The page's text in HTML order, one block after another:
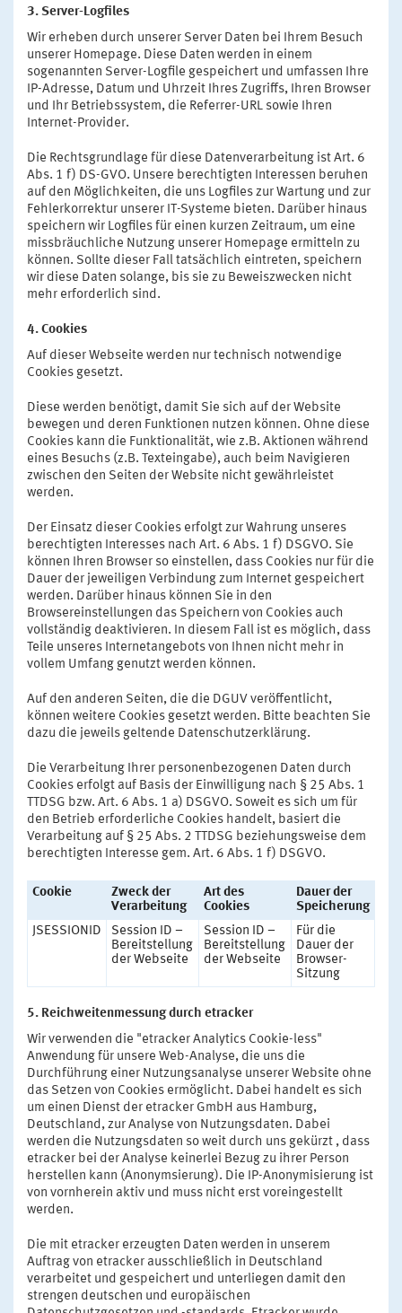
3. Server-Logfiles
Wir erheben durch unserer Server Daten bei Ihrem Besuch
unserer Homepage. Diese Daten werden in einem
sogenannten Server-Logfile gespeichert und umfassen Ihre
IP-Adresse, Datum und Uhrzeit Ihres Zugriffs, Ihren Browser
und Ihr Betriebssystem, die Referrer-URL sowie Ihren
Internet-Provider.
Die Rechtsgrundlage für diese Datenverarbeitung ist Art. 6
Abs. 1 f) DS-GVO. Unsere berechtigten Interessen beruhen
auf den Möglichkeiten, die uns Logfiles zur Wartung und zur
Fehlerkorrektur unserer IT-Systeme bieten. Darüber hinaus
speichern wir Logfiles für einen kurzen Zeitraum, um eine
missbräuchliche Nutzung unserer Homepage ermitteln zu
können. Sollte dieser Fall tatsächlich eintreten, speichern
wir diese Daten solange, bis sie zu Beweiszwecken nicht
mehr erforderlich sind.
4. Cookies
Auf dieser Webseite werden nur technisch notwendige
Cookies gesetzt.
Diese werden benötigt, damit Sie sich auf der Website
bewegen und deren Funktionen nutzen können. Ohne diese
Cookies kann die Funktionalität, wie z.B. Aktionen während
eines Besuchs (z.B. Texteingabe), auch beim Navigieren
zwischen den Seiten der Website nicht gewährleistet
werden.
Der Einsatz dieser Cookies erfolgt zur Wahrung unseres
berechtigten Interesses nach Art. 6 Abs. 1 f) DSGVO. Sie
können Ihren Browser so einstellen, dass Cookies nur für die
Dauer der jeweiligen Verbindung zum Internet gespeichert
werden. Darüber hinaus können Sie in den
Browsereinstellungen das Speichern von Cookies auch
vollständig deaktivieren. In diesem Fall ist es möglich, dass
Teile unseres Internetangebots von Ihnen nicht mehr in
vollem Umfang genutzt werden können.
Auf den anderen Seiten, die die DGUV veröffentlicht,
können weitere Cookies gesetzt werden. Bitte beachten Sie
dazu die jeweils geltende Datenschutzerklärung.
Die Verarbeitung Ihrer personenbezogenen Daten durch
Cookies erfolgt auf Basis der Einwilligung nach § 25 Abs. 1
TTDSG bzw. Art. 6 Abs. 1 a) DSGVO. Soweit es sich um für
den Betrieb erforderliche Cookies handelt, basiert die
Verarbeitung auf § 25 Abs. 2 TTDSG beziehungsweise dem
berechtigten Interesse gem. Art. 6 Abs. 1 f) DSGVO.
Cookie
Zweck der
Verarbeitung
Art des
Cookies
Dauer der
Speicherung
JSESSIONID
Session ID –
Bereitstellung
der Webseite
Session ID –
Bereitstellung
der Webseite
Für die
Dauer der
Browser-
Sitzung
5. Reichweitenmessung durch etracker
Wir verwenden die "etracker Analytics Cookie-less"
Anwendung für unsere Web-Analyse, die uns die
Durchführung einer Nutzungsanalyse unserer Website ohne
das Setzen von Cookies ermöglicht. Dabei handelt es sich
um einen Dienst der etracker GmbH aus Hamburg,
Deutschland, zur Analyse von Nutzungsdaten. Dabei
werden die Nutzungsdaten so weit durch uns gekürzt , dass
etracker bei der Analyse keinerlei Bezug zu ihrer Person
herstellen kann (Anonymsierung). Die IP-Anonymisierung ist
von vornherein aktiv und muss nicht erst voreingestellt
werden.
Die mit etracker erzeugten Daten werden in unserem
Auftrag von etracker ausschließlich in Deutschland
verarbeitet und gespeichert und unterliegen damit den
strengen deutschen und europäischen